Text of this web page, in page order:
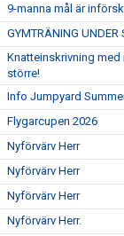
9-manna mål är
GYMTRÄNING UNDER
Knatteinskrivning
större!
Info Jumpyard
Flygarcupen 2026
Nyförvärv Herr
Nyförvärv Herr
Nyförvärv Herr
Nyförvärv Herr.